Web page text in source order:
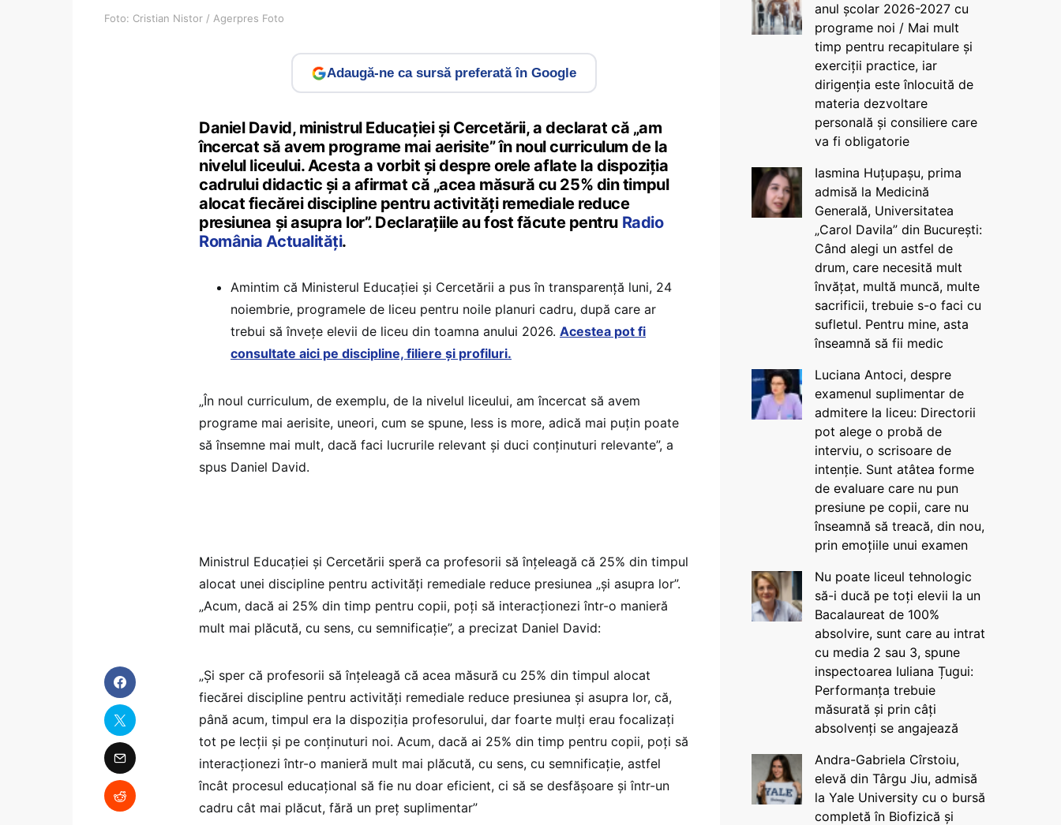
Foto: Cristian Nistor / Agerpres Foto
Adaugă-ne ca sursă preferată în Google
Daniel David, ministrul Educației și Cercetării, a declarat că „am
încercat să avem programe mai aerisite” în noul curriculum de la
nivelul liceului. Acesta a vorbit și despre orele aflate la dispoziția
cadrului didactic și a afirmat că „acea măsură cu 25% din timpul
alocat fiecărei discipline pentru activități remediale reduce
presiunea și asupra lor”. Declarațiile au fost făcute pentru Radio
România Actualități.
Amintim că Ministerul Educației și Cercetării a pus în transparență luni, 24
noiembrie, programele de liceu pentru noile planuri cadru, după care ar
trebui să învețe elevii de liceu din toamna anului 2026. Acestea pot fi
consultate aici pe discipline, filiere și profiluri.
„În noul curriculum, de exemplu, de la nivelul liceului, am încercat să avem
programe mai aerisite, uneori, cum se spune, less is more, adică mai puțin poate
să însemne mai mult, dacă faci lucrurile relevant și duci conținuturi relevante”, a
spus Daniel David.
Ministrul Educației și Cercetării speră ca profesorii să înțeleagă că 25% din timpul
alocat unei discipline pentru activități remediale reduce presiunea „și asupra lor”.
„Acum, dacă ai 25% din timp pentru copii, poți să interacționezi într-o manieră
mult mai plăcută, cu sens, cu semnificație”, a precizat Daniel David:
„Și sper că profesorii să înțeleagă că acea măsură cu 25% din timpul alocat
fiecărei discipline pentru activități remediale reduce presiunea și asupra lor, că,
până acum, timpul era la dispoziția profesorului, dar foarte mulți erau focalizați
tot pe lecții și pe conținuturi noi. Acum, dacă ai 25% din timp pentru copii, poți să
interacționezi într-o manieră mult mai plăcută, cu sens, cu semnificație, astfel
încât procesul educațional să fie nu doar eficient, ci să se desfășoare și într-un
cadru cât mai plăcut, fără un preț suplimentar”
anul școlar 2026-2027 cu
programe noi / Mai mult
timp pentru recapitulare și
exerciții practice, iar
dirigenția este înlocuită de
materia dezvoltare
personală și consiliere care
va fi obligatorie
Iasmina Huțupașu, prima
admisă la Medicină
Generală, Universitatea
„Carol Davila” din București:
Când alegi un astfel de
drum, care necesită mult
învățat, multă muncă, multe
sacrificii, trebuie s-o faci cu
sufletul. Pentru mine, asta
înseamnă să fii medic
Luciana Antoci, despre
examenul suplimentar de
admitere la liceu: Directorii
pot alege o probă de
interviu, o scrisoare de
intenție. Sunt atâtea forme
de evaluare care nu pun
presiune pe copii, care nu
înseamnă să treacă, din nou,
prin emoțiile unui examen
Nu poate liceul tehnologic
să-i ducă pe toți elevii la un
Bacalaureat de 100%
absolvire, sunt care au intrat
cu media 2 sau 3, spune
inspectoarea Iuliana Țugui:
Performanța trebuie
măsurată și prin câți
absolvenți se angajează
Andra-Gabriela Cîrstoiu,
elevă din Târgu Jiu, admisă
la Yale University cu o bursă
completă în Biofizică și